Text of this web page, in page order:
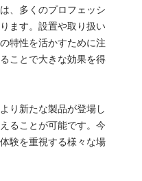
、多くのプロフェッシ
ます。設置や取り扱い
特性を活かすために注
ことで大きな効果を得
り新たな製品が登場し
ることが可能です。今
験を重視する様々な場